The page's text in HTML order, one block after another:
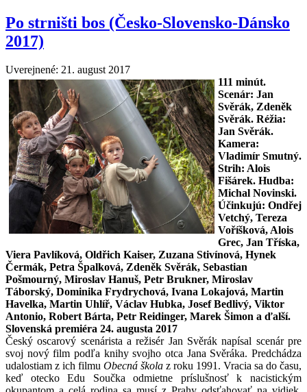
Po strništi bos (Česko-Slovensko-Dánsko
2017)
Uverejnené: 21. august 2017
111 minút.
Scenár: Jan
Svěrák, Zdeněk
Svěrák. Réžia:
Jan Svěrák.
Kamera:
Vladimír Smutný.
Strih: Alois
Fišárek. Hudba:
Michal Novinski.
Účinkujú: Ondřej
Vetchý, Tereza
Voříšková, Alois
Grec, Jan Tříska,
Viera Pavlíková, Oldřich Kaiser, Zuzana Stivínová, Hynek
Čermák, Petra Špalková, Zdeněk Svěrák, Sebastian
Pošmourný, Miroslav Hanuš, Petr Brukner, Miroslav
Táborský, Dominika Frydrychová, Ivana Lokajová, Martin
Havelka, Martin Uhlíř, Václav Hubka, Josef Bedlivý, Viktor
Antonio, Robert Bárta, Petr Reidinger, Marek Šimon a ďalší.
Slovenská premiéra 24. augusta 2017
Český oscarový scenárista a režisér Jan Svěrák napísal scenár pre
svoj nový film podľa knihy svojho otca Jana Svěráka. Predchádza
udalostiam z ich filmu Obecná škola z roku 1991. Vracia sa do času,
keď otecko Edu Součka odmietne príslušnosť k nacistickým